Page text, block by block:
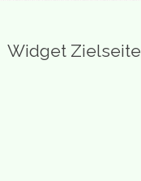
Widget Zielseite